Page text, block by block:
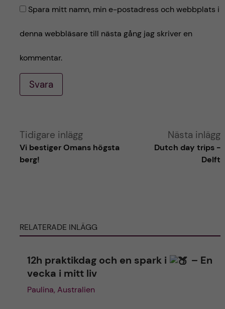
Spara mitt namn, min e-postadress och webbplats i
denna webbläsare till nästa gång jag skriver en
kommentar.
Svara
A
r
Tidigare inlägg
Vi bestiger Omans högsta
berg!
Nästa inlägg
Dutch day trips -
Delft
RELATERADE INLÄGG
12h praktikdag och en spark i
– En
vecka i mitt liv
Paulina, Australien